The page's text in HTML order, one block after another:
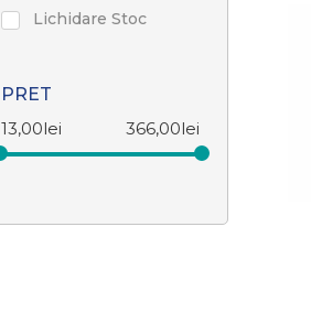
Lichidare Stoc
PRET
13,00lei 366,00lei